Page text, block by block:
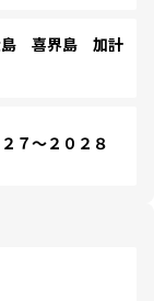
島 喜界島 加計
７～２０２８